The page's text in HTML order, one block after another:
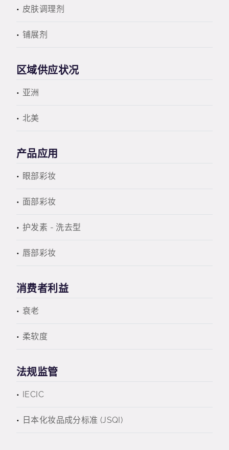
皮肤调理剂
铺展剂
区域供应状况
亚洲
北美
产品应用
眼部彩妆
面部彩妆
护发素 - 洗去型
唇部彩妆
消费者利益
衰老
柔软度
法规监管
IECIC
日本化妆品成分标准 (JSQI)